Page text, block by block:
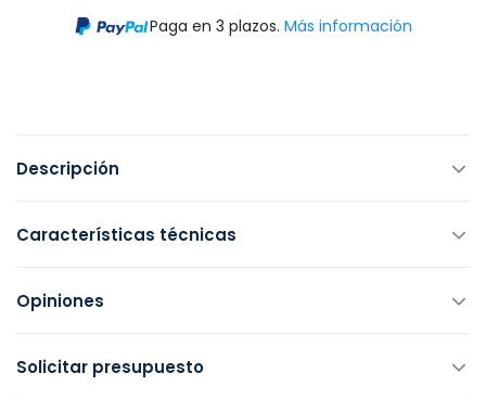
Paga en 3 plazos. Más información
Descripción
Características técnicas
Opiniones
Solicitar presupuesto